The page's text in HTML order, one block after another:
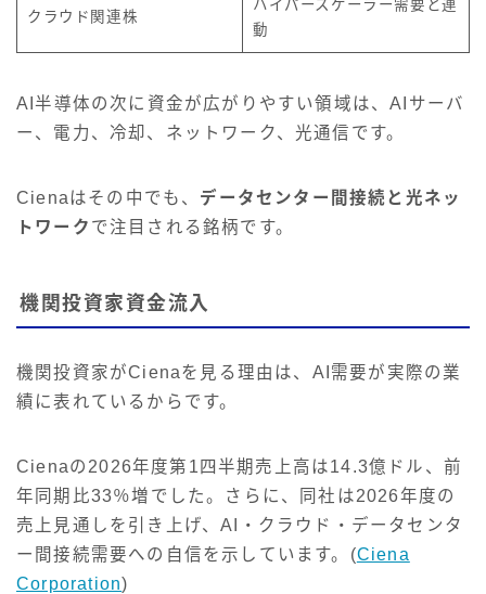
クラウド関連株
ハイパースケーラー需要と連
動
AI半導体の次に資金が広がりやすい領域は、AIサーバ
ー、電力、冷却、ネットワーク、光通信です。
Cienaはその中でも、 データセンター間接続と光ネッ
トワーク で注目される銘柄です。
機関投資家資金流入
機関投資家がCienaを見る理由は、AI需要が実際の業
績に表れているからです。
Cienaの2026年度第1四半期売上高は14.3億ドル、前
年同期比33％増でした。さらに、同社は2026年度の
売上見通しを引き上げ、AI・クラウド・データセンタ
ー間接続需要への自信を示しています。(Ciena
Corporation)